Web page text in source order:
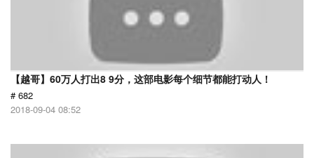
【越哥】60万人打出8 9分，这部电影每个细节都能打动人！
# 682
2018-09-04 08:52